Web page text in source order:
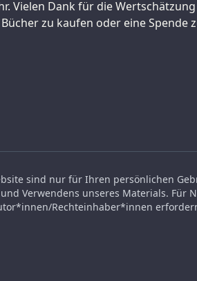
Vielen Dank für die
zu kaufen oder eine Spende
sind nur für Ihren persönlichen
Verwendens unseres Materials. Für
Rechteinhaber*innen